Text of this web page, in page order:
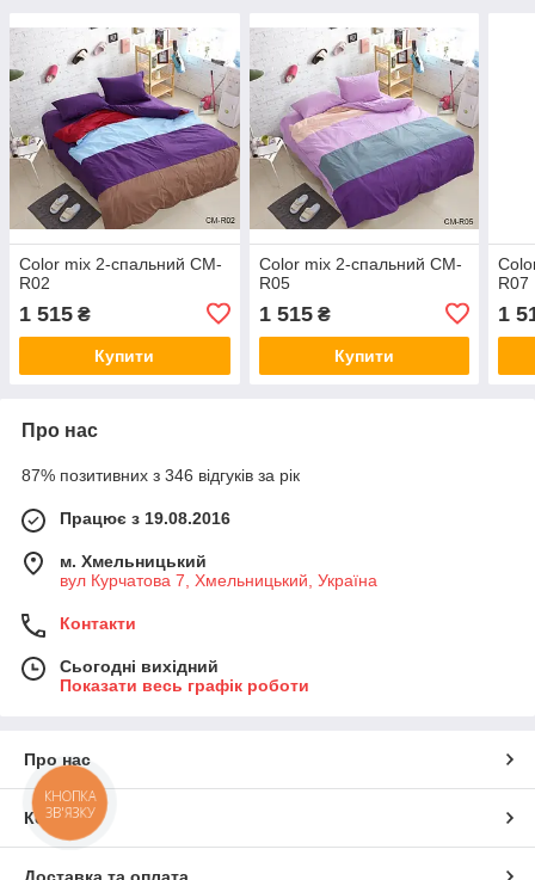
Color mix 2-спальний CM-
R02
1 515 ₴
Купити
Color mix 2-спальний CM-
R05
1 515₴
Купити
R07
1
Про нас
87% позитивних з 346 відгуків за рік
Працює з 19.08.2016
м. Хмельницький
вул Курчатова 7, Хмельницький, Україна
Контакти
Сьогодні вихідний
Показати весь графік роботи
Про нас
Контакти
КНОПКА
ЗВ'ЯЗКУ